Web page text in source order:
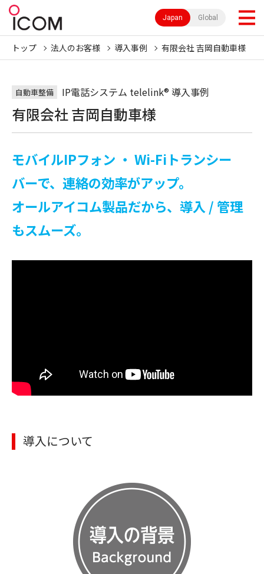
Japan Global
トップ 法人のお客様 導入事例 有限会社 吉岡自動車様
自動車整備 IP電話システム telelink® 導入事例
有限会社 吉岡自動車様
モバイルIPフォン ・ Wi-Fiトランシー
バーで、連絡の効率がアップ。
オールアイコム製品だから、導入 / 管理
もスムーズ。
導入について